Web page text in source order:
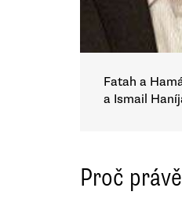
Fatah a
a Ismail
Proč